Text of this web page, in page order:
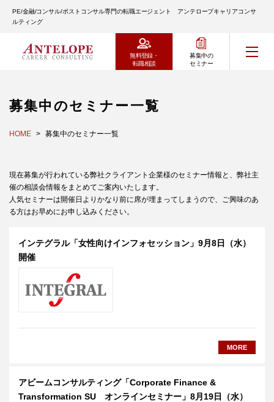
PE/金融/コンサル/ポストコンサル専門の転職エージェント アンテロープキャリアコンサ
ルティング
無料登録・
転職相談
募集中の
セミナー
募集中のセミナー一覧
HOME 募集中のセミナー一覧
現在募集が行われている弊社クライアント企業様のセミナー情報と、弊社主
催の相談会情報をまとめてご案内いたします。
人気セミナーは開催日よりかなり前に席が埋まってしまうので、ご興味のあ
る方はお早めにお申し込みください。
インテグラル「女性向けインフォセッション」9月8日（水）
開催
MORE
アビームコンサルティング「Corporate Finance &
Transformation SU オンラインセミナー」8月19日（水）